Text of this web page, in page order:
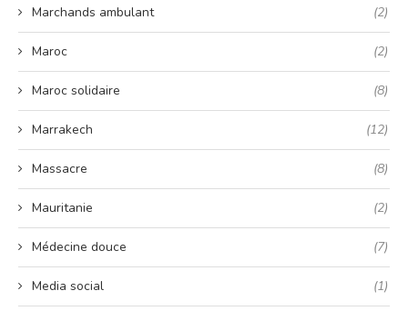
Marchands ambulant (2)
Maroc (2)
Maroc solidaire (8)
Marrakech (12)
Massacre (8)
Mauritanie (2)
Médecine douce (7)
Media social (1)